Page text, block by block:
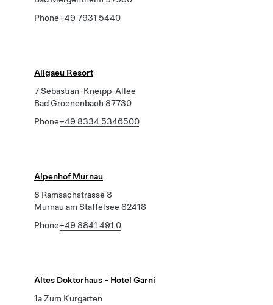
Phone+49 7931 5440
Allgaeu Resort
7 Sebastian-Kneipp-Allee
Bad Groenenbach 87730
Phone+49 8334 5346500
Alpenhof Murnau
8 Ramsachstrasse 8
Murnau am Staffelsee 82418
Phone+49 8841 491 0
Altes Doktorhaus - Hotel Garni
1a Zum Kurgarten